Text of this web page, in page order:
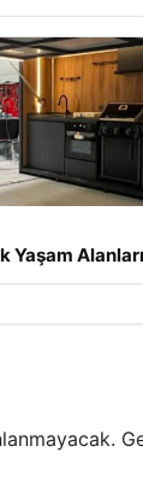
Yaşam Alanları